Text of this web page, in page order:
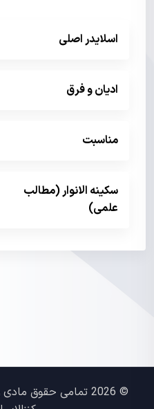
اسلایدر اصلی
ادیان و فرق
مناسبت
سکینه الانوار (مطالب
علمی)
© 2026 تمامی حقوق مادی و معنوی این سایت متعلق به